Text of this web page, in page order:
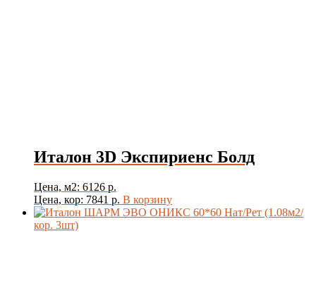
Италон 3D Экспириенс Болд
Цена, м2: 6126 р.
Цена, кор: 7841 р. В корзину